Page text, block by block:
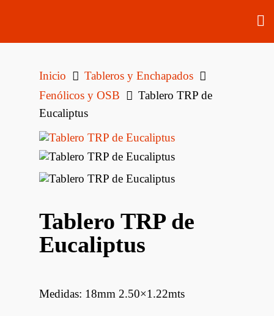
Inicio
Tableros y Enchapados
Fenólicos y OSB
Tablero TRP de
Eucaliptus
Tablero TRP de
Eucaliptus
Medidas: 18mm 2.50×1.22mts